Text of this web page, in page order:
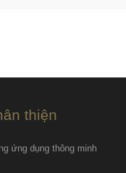
thiện
ứng dụng thông minh